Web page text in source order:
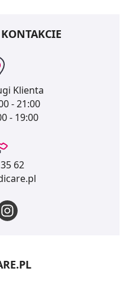
Klienta
- 21:00
- 19:00
62